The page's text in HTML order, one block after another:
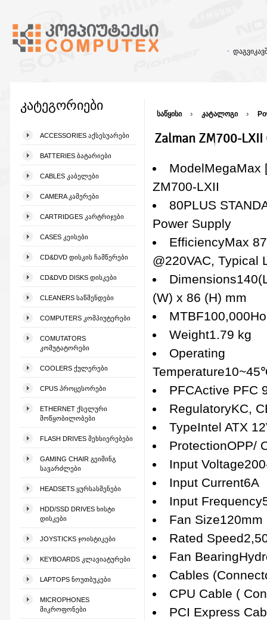
კატეგორიები
ACCESSORIES ᲐᲥᲡᲔᲡᲣᲐᲠᲔᲑᲘ
BATTERIES ᲑᲐᲢᲐᲠᲘᲔᲑᲘ
CABLES ᲙᲐᲑᲔᲚᲔᲑᲘ
CAMERA ᲙᲐᲛᲔᲠᲔᲑᲘ
CARTRIDGES ᲙᲐᲠᲢᲠᲘᲯᲔᲑᲘ
CASES ᲙᲔᲘᲡᲔᲑᲘ
CD&DVD ᲓᲘᲡᲙᲘᲡ ᲩᲐᲛᲬᲔᲠᲔᲑᲘ
CD&DVD DISKS ᲓᲘᲡᲙᲔᲑᲘ
CLEANERS ᲡᲐᲬᲛᲔᲜᲓᲔᲑᲘ
COMPUTERS ᲙᲝᲛᲞᲘᲣᲢᲔᲠᲔᲑᲘ
COMUTATORS
ᲙᲝᲛᲣᲢᲐᲢᲝᲠᲔᲑᲘ
COOLERS ᲥᲣᲚᲔᲠᲔᲑᲘ
CPUS ᲞᲠᲝᲪᲔᲡᲝᲠᲔᲑᲘ
ETHERNET ᲥᲡᲔᲚᲣᲠᲘ
ᲛᲝᲬᲧᲝᲑᲘᲚᲝᲑᲔᲑᲘ
FLASH DRIVES ᲛᲔᲮᲡᲘᲔᲠᲔᲑᲔᲑᲘ
GAMING CHAIR ᲒᲔᲘᲛᲘᲜᲒ
ᲡᲐᲕᲐᲠᲫᲚᲔᲑᲘ
HEADSETS ᲧᲣᲠᲡᲐᲡᲛᲔᲜᲔᲑᲘ
HDD/SSD DRIVES ᲮᲘᲡᲢᲘ
ᲓᲘᲡᲙᲔᲑᲘ
JOYSTICKS ᲯᲝᲘᲡᲢᲘᲙᲔᲑᲘ
KEYBOARDS ᲙᲚᲐᲕᲘᲐᲢᲣᲠᲔᲑᲘ
LAPTOPS ᲜᲝᲣᲗᲑᲣᲙᲔᲑᲘ
MICROPHONES
ᲛᲘᲙᲠᲝᲤᲝᲜᲔᲑᲘ
საწყისი კატალოგი
Zalman ZM700-LXII
ModelMegaMax
ZM700-LXII
80PLUS
Power Supply
EfficiencyMax
@220VAC, Typical
(W) x 86 (H) mm
Weight1.79 kg
Operating
PFCActive PFC
RegulatoryKC,
TypeIntel ATX
ProtectionOPP/
Input
Input Current6A
Input
Fan Size120mm
Rated
Fan
Cables
CPU Cable (
PCI Express